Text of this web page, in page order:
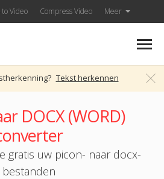
Video Compress Video Meer
Tekst herkennen
DOCX (WORD)
gratis uw picon- naar docx-
bestanden